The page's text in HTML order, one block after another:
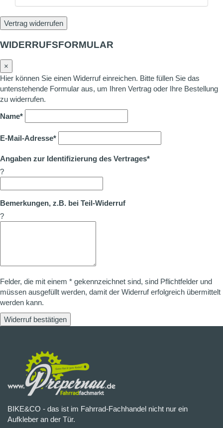
Vertrag widerrufen
WIDERRUFSFORMULAR
×
Hier können Sie einen Widerruf einreichen. Bitte füllen Sie das
untenstehende Formular aus, um Ihren Vertrag oder Ihre Bestellung
zu widerrufen.
Name*
E-Mail-Adresse*
Angaben zur Identifizierung des Vertrages*
?
Bemerkungen, z.B. bei Teil-Widerruf
?
Felder, die mit einem * gekennzeichnet sind, sind Pflichtfelder und
müssen ausgefüllt werden, damit der Widerruf erfolgreich übermittelt
werden kann.
Widerruf bestätigen
BIKE&CO - das ist im Fahrrad-Fachhandel nicht nur ein
Aufkleber an der Tür.